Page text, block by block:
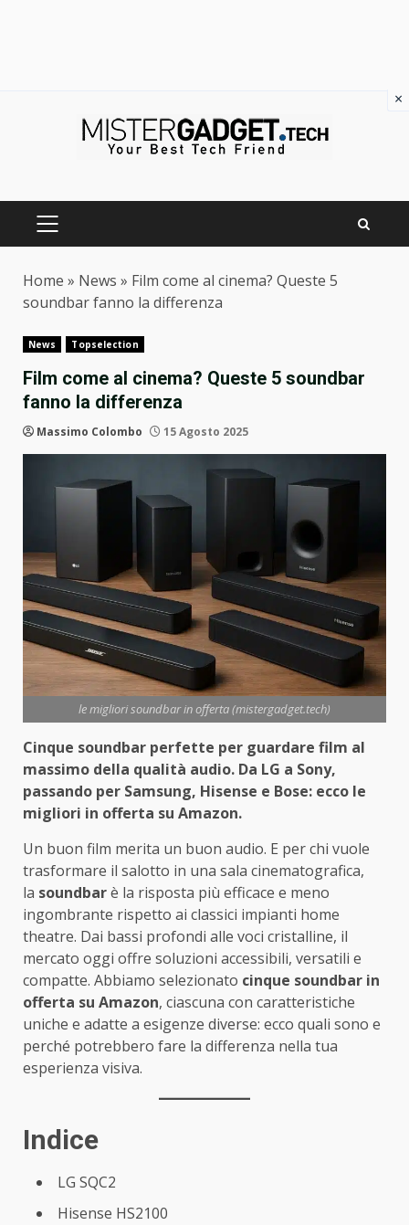
PRIMARY
Home » News » Film come al cinema? Queste 5
soundbar fanno la differenza
News Topselection
Film come al cinema? Queste 5 soundbar
fanno la differenza
Massimo Colombo 15 Agosto 2025
le migliori soundbar in offerta (mistergadget.tech)
Cinque soundbar perfette per guardare film al
massimo della qualità audio. Da LG a Sony,
passando per Samsung, Hisense e Bose: ecco le
migliori in offerta su Amazon.
Un buon film merita un buon audio. E per chi vuole
trasformare il salotto in una sala cinematografica,
la soundbarè la risposta più efficace e meno
ingombrante rispetto ai classici impianti home
theatre. Dai bassi profondi alle voci cristalline, il
mercato oggi offre soluzioni accessibili, versatili e
compatte. Abbiamo selezionato cinque soundbar in
offerta su Amazon, ciascuna con caratteristiche
uniche e adatte a esigenze diverse: ecco quali sono e
perché potrebbero fare la differenza nella tua
esperienza visiva.
Indice
LG SQC2
Hisense HS2100
×